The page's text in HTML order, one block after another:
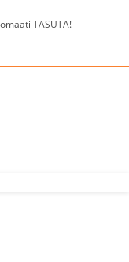
TASUTA!